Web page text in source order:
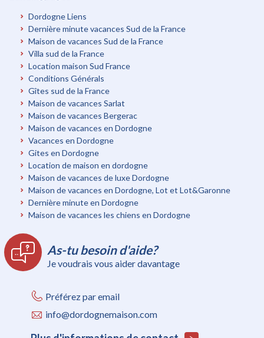
Dordogne Liens
Dernière minute vacances Sud de la France
Maison de vacances Sud de la France
Villa sud de la France
Location maison Sud France
Conditions Générals
Gîtes sud de la France
Maison de vacances Sarlat
Maison de vacances Bergerac
Maison de vacances en Dordogne
Vacances en Dordogne
Gites en Dordogne
Location de maison en dordogne
Maison de vacances de luxe Dordogne
Maison de vacances en Dordogne, Lot et Lot&Garonne
Dernière minute en Dordogne
Maison de vacances les chiens en Dordogne
As-tu besoin d'aide?
Je voudrais vous aider davantage
Préférez par email
info@dordognemaison.com